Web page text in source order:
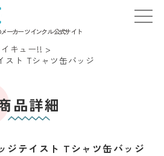
ーカー ツインクル 公式サイト
キュー!! >
スト Tシャツ缶バッジ
品詳細
ジテイスト Tシャツ缶バッジ